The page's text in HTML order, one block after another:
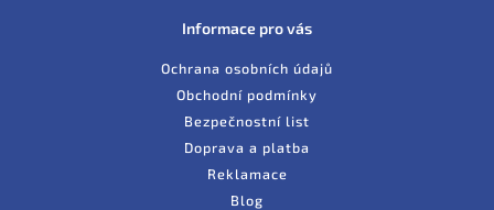
Informace pro vás
Ochrana osobních údajů
Obchodní podmínky
Bezpečnostní list
Doprava a platba
Reklamace
Blog